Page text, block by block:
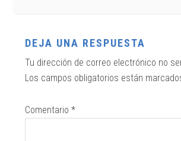
DEJA UNA RESPUESTA
Tu dirección de correo electrónico no
Los campos obligatorios están
Comentario*